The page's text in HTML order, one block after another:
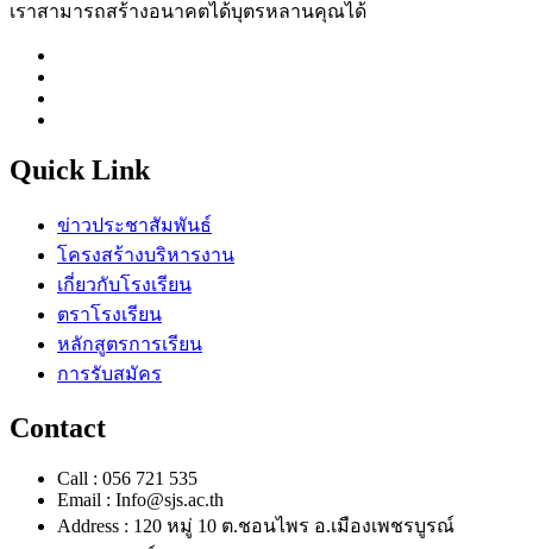
เราสามารถสร้างอนาคตได้บุตรหลานคุณได้
Quick Link
ข่าวประชาสัมพันธ์
โครงสร้างบริหารงาน
เกี่ยวกับโรงเรียน
ตราโรงเรียน
หลักสูตรการเรียน
การรับสมัคร
Contact
Call : 056 721 535
Email : Info@sjs.ac.th
Address : 120 หมู่ 10 ต.ชอนไพร อ.เมืองเพชรบูรณ์